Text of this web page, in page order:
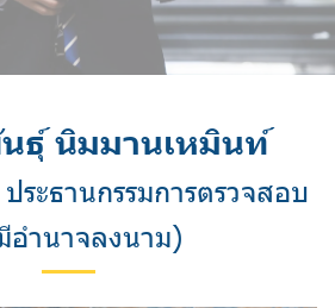
ธุ์ นิมมานเหมินท์
ระธานกรรมการตรวจสอบ
อำนาจลงนาม)